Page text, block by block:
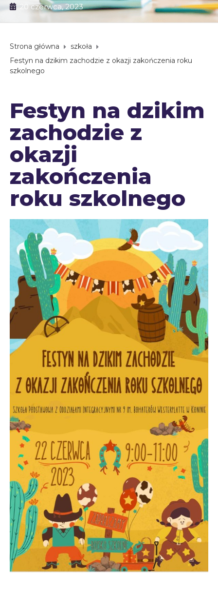
20 czerwca, 2023
Strona główna
szkoła
Festyn na dzikim zachodzie z okazji zakończenia roku
szkolnego
Festyn na dzikim
zachodzie z
okazji
zakończenia
roku szkolnego